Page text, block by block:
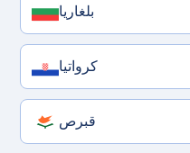
بلغاريا
كرواتيا
قبرص